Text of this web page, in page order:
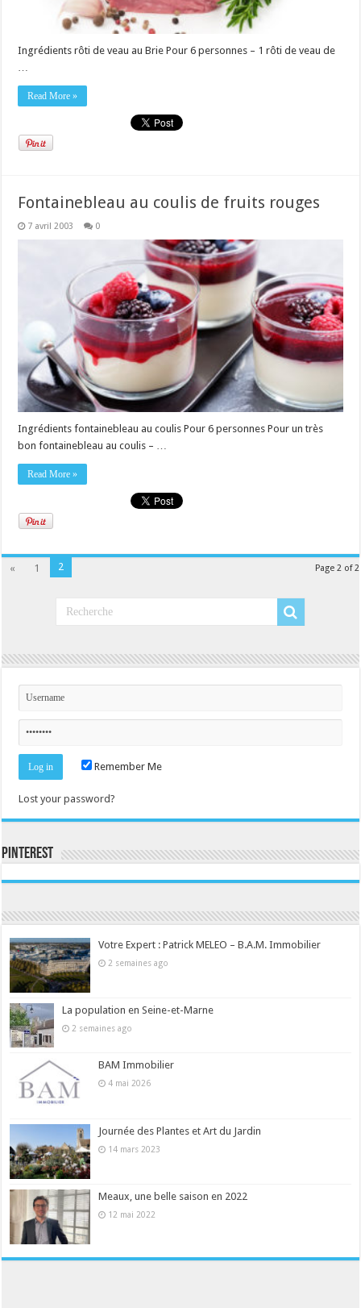
Ingrédients rôti de veau au Brie Pour 6 personnes – 1 rôti de veau de
Read More »
Fontainebleau au coulis de fruits rouges
7 avril 2003 0
Ingrédients fontainebleau au coulis Pour 6 personnes Pour un très
bon fontainebleau au coulis – …
Read More »
Page 2 of 2
« 1 2
Remember Me
Lost your password?
Pinterest
Votre Expert : Patrick MELEO – B.A.M. Immobilier
2 semaines ago
La population en Seine-et-Marne
2 semaines ago
BAM Immobilier
4 mai 2026
Journée des Plantes et Art du Jardin
14 mars 2023
Meaux, une belle saison en 2022
12 mai 2022